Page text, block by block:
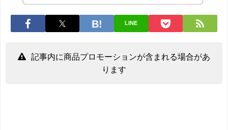
LINE
記事内に商品プロモーションが含まれる場合があ
ります